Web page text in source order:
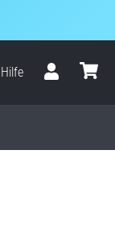
Hilfe